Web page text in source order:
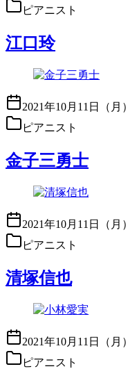
ピアニスト
江口玲
2021年10月11日（月）
ピアニスト
金子三勇士
2021年10月11日（月）
ピアニスト
清塚信也
2021年10月11日（月）
ピアニスト